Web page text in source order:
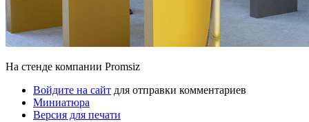
На стенде компании Promsiz
Войдите на сайт для отправки комментариев
Миниатюра
Версия для печати